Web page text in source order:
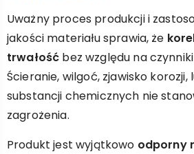
Uważny proces produkcji i
jakości materiału sprawia, że
trwałość bez względu na
Ścieranie, wilgoć, zjawisko korozji,
substancji chemicznych nie
zagrożenia.
Produkt jest wyjątkowo odporny